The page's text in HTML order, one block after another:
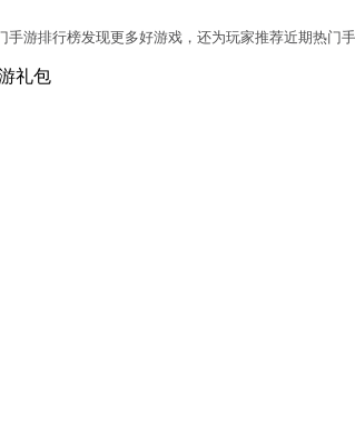
游排行榜发现更多好游戏，还为玩家推荐近期热门
礼包